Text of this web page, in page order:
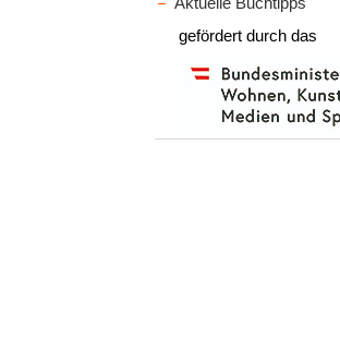
gefördert durch das